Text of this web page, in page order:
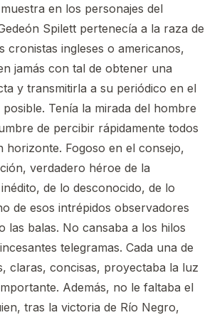
en los personajes del
Spilett pertenecía a la raza de
cronistas ingleses o americanos,
jamás con tal de obtener una
y transmitirla a su periódico en el
Tenía la mirada del hombre
de percibir rápidamente todos
horizonte. Fogoso en el consejo,
verdadero héroe de la
de lo desconocido, de lo
de esos intrépidos observadores
las balas. No cansaba a los hilos
telegramas. Cada una de
claras, concisas, proyectaba la luz
Además, no le faltaba el
tras la victoria de Río Negro,